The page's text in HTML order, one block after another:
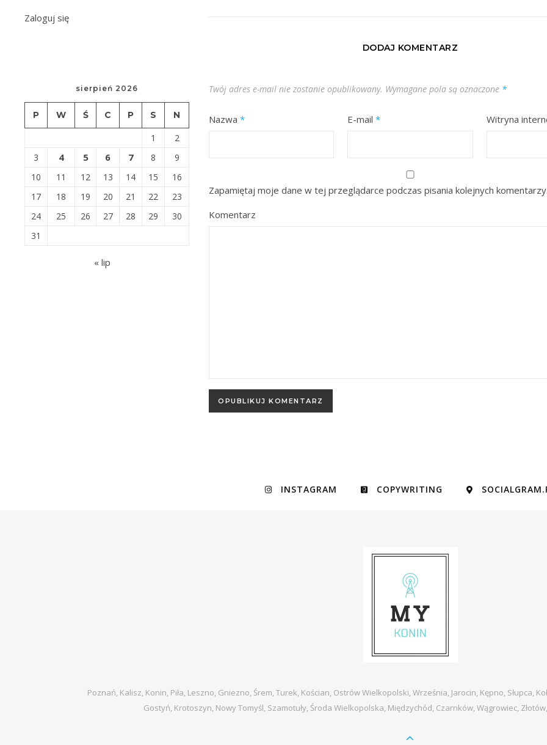
Zaloguj się
sierpień 2026
P W Ś C P S N
1
2
3
4 5 6 7 8
9
10
11 12 13 14 15
16
17
18 19 20 21 22
23
24
25 26 27 28 29
30
31
« lip
DODAJ KOMENTARZ
Twój adres e-mail nie zostanie opublikowany. Wymagane pola są oznaczone *
Nazwa * E-mail* Witryna
Zapamiętaj moje dane w tej przeglądarce podczas pisania kolejnych komentarzy.
Komentarz
INSTAGRAM COPYWRITING
Poznań, Kalisz, Konin, Piła, Leszno, Gniezno, Śrem, Turek, Kościan, Ostrów Wielkopolski, Września, Jarocin, Kępno, Słupca,
Gostyń, Krotoszyn, Nowy Tomyśl, Szamotuły, Środa Wielkopolska, Międzychód, Czarnków, Wągrowiec,